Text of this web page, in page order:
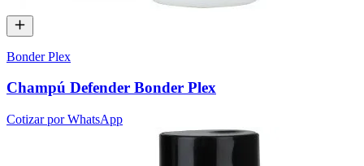
Bonder Plex
Champú Defender Bonder Plex
Cotizar por WhatsApp